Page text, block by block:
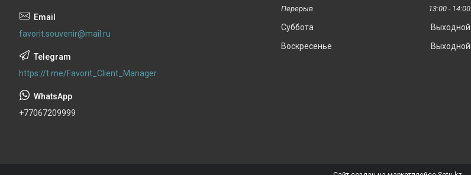
favorit.souvenir@mail.ru
https://t.me/Favorit_Client_Manager
+77067209999
13:00 14:00
Суббота
Выходной
Воскресенье
Выходной